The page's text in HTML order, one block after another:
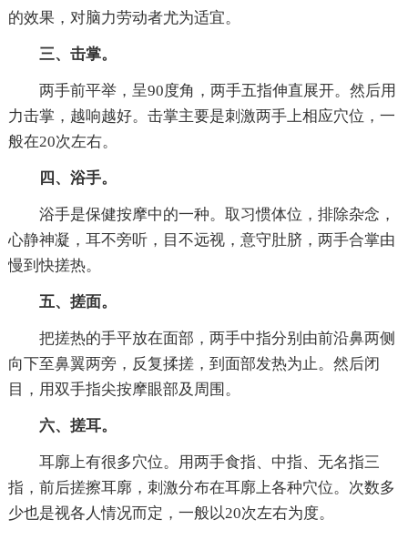
的效果，对脑力劳动者尤为适宜。
三、击掌。
两手前平举，呈90度角，两手五指伸直展开。然后用
力击掌，越响越好。击掌主要是刺激两手上相应穴位，一
般在20次左右。
四、浴手。
浴手是保健按摩中的一种。取习惯体位，排除杂念，
心静神凝，耳不旁听，目不远视，意守肚脐，两手合掌由
慢到快搓热。
五、搓面。
把搓热的手平放在面部，两手中指分别由前沿鼻两侧
向下至鼻翼两旁，反复揉搓，到面部发热为止。然后闭
目，用双手指尖按摩眼部及周围。
六、搓耳。
耳廓上有很多穴位。用两手食指、中指、无名指三
指，前后搓擦耳廓，刺激分布在耳廓上各种穴位。次数多
少也是视各人情况而定，一般以20次左右为度。